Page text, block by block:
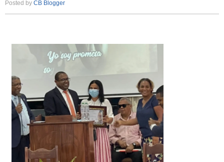
Posted by CB Blogger